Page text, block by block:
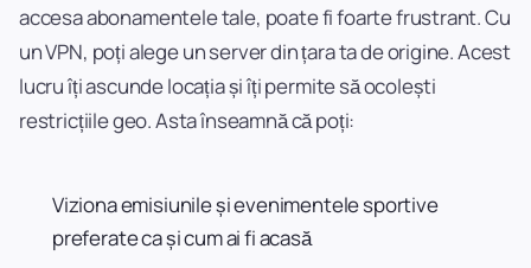
accesa abonamentele tale, poate fi foarte frustrant. Cu
un VPN, poți alege un server din țara ta de origine. Acest
lucru îți ascunde locația și îți permite să ocolești
restricțiile geo. Asta înseamnă că poți:
Viziona emisiunile și evenimentele sportive
preferate ca și cum ai fi acasă